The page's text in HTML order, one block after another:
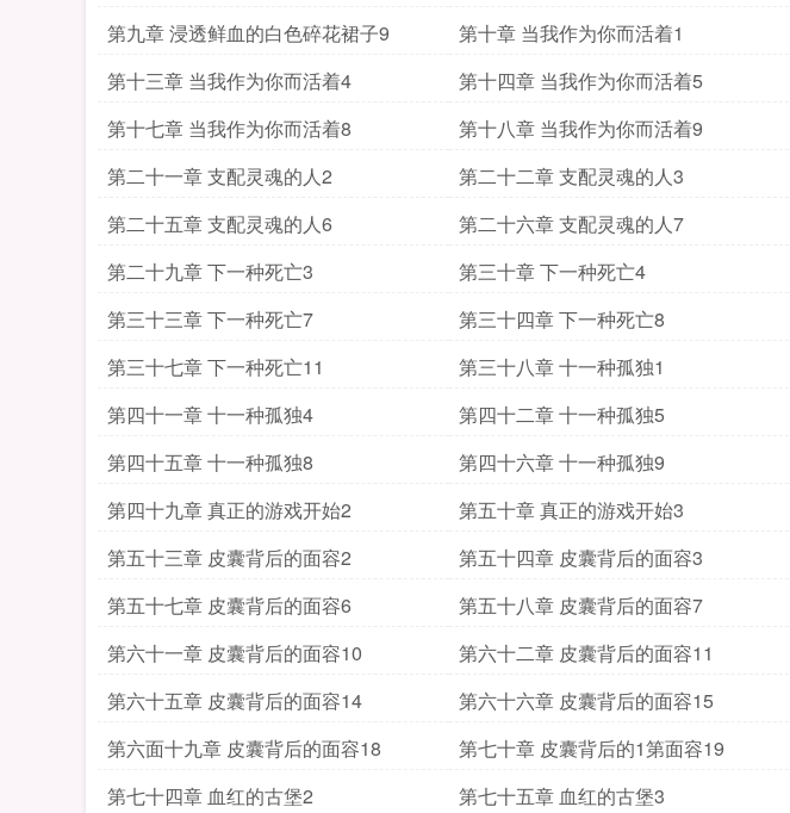
第九章 浸透鲜血的白色碎花裙子9
第十章 当我作为你而活着1
第十三章 当我作为你而活着4
第十四章 当我作为你而活着5
第十七章 当我作为你而活着8
第十八章 当我作为你而活着9
第二十一章 支配灵魂的人2
第二十二章 支配灵魂的人3
第二十五章 支配灵魂的人6
第二十六章 支配灵魂的人7
第二十九章 下一种死亡3
第三十章 下一种死亡4
第三十三章 下一种死亡7
第三十四章 下一种死亡8
第三十七章 下一种死亡11
第三十八章 十一种孤独1
第四十一章 十一种孤独4
第四十二章 十一种孤独5
第四十五章 十一种孤独8
第四十六章 十一种孤独9
第四十九章 真正的游戏开始2
第五十章 真正的游戏开始3
第五十三章 皮囊背后的面容2
第五十四章 皮囊背后的面容3
第五十七章 皮囊背后的面容6
第五十八章 皮囊背后的面容7
第六十一章 皮囊背后的面容10
第六十二章 皮囊背后的面容11
第六十五章 皮囊背后的面容14
第六十六章 皮囊背后的面容15
第六面十九章 皮囊背后的面容18
第七十章 皮囊背后的1第面容19
第七十四章 血红的古堡2
第七十五章 血红的古堡3